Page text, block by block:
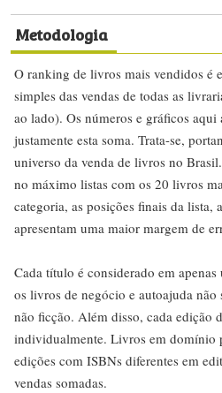
Metodologia
O ranking de livros mais vendidos é
simples das vendas de todas as
ao lado). Os números e gráficos aqui
justamente esta soma. Trata-se,
universo da venda de livros no
no máximo listas com os 20 livros
categoria, as posições finais da lista,
apresentam uma maior margem de
Cada título é considerado em
os livros de negócio e autoajuda não
não ficção. Além disso, cada edição
individualmente. Livros em domínio
edições com ISBNs diferentes em
vendas somadas.